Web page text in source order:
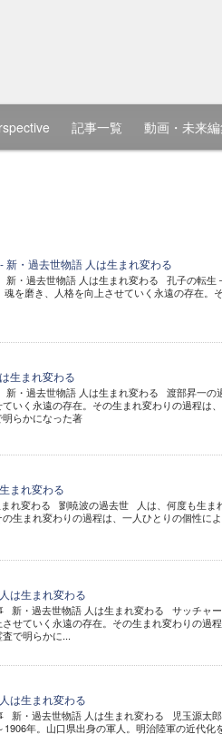
記事一覧 動画・未来
・過去世物語 人は生まれ変わる
・過去世物語 人は生まれ変わる 孔子の転
を磨き、人格を向上させていく永遠の存在。そ
生まれ変わる
・過去世物語 人は生まれ変わる 渡部昇一
いく永遠の存在。その生まれ変わりの過程は
らかになった著
まれ変わる
れ変わる 劉暁波の過去世 人は、何度も生ま
生まれ変わりの過程は、一人ひとりの個性によ
は生まれ変わる
新・過去世物語 人は生まれ変わる サッチャ
せていく永遠の存在。その生まれ変わりの過
で明らかに...
は生まれ変わる
新・過去世物語 人は生まれ変わる 児玉源太
年。山口県出身の軍人。明治陸軍の近代化